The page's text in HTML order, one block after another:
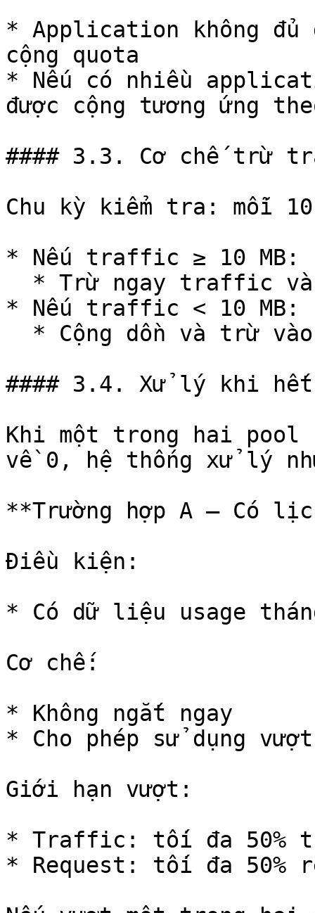
* Application không đủ
cộng quota
* Nếu có nhiều
được cộng tương ứng
#### 3.3. Cơ chế trừ
Chu kỳ kiểm tra: mỗi
* Nếu traffic ≥ 10 MB:
* Nếu traffic < 10 MB:
#### 3.4. Xử lý khi hết
Khi một trong hai
về 0, hệ thống xử lý
**Trường hợp A – Có
Điều kiện:
* Có dữ liệu usage
Cơ chế:
* Không ngắt ngay
* Cho phép sử dụng
Giới hạn vượt:
* Traffic: tối đa 50%
* Request: tối đa 50%